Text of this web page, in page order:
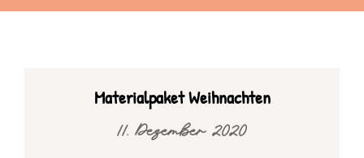
Materialpaket Weihnachten
11. Dezember 2020